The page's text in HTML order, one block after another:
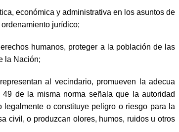
económica y administrativa en los asuntos de
jurídico;
humanos, proteger a la población de las
la Nación;
al vecindario, promueven la adecua
de la misma norma señala que la autoridad
o constituye peligro o riesgo para la
civil, o produzcan olores, humos, ruidos u otros